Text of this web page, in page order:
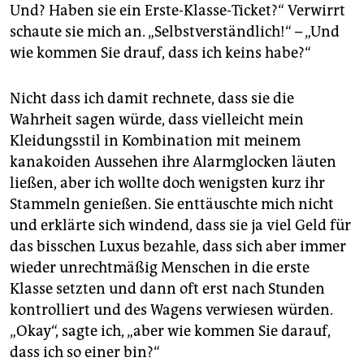
Und? Haben sie ein Erste-Klasse-Ticket?“ Verwirrt
schaute sie mich an. „Selbstverständlich!“ – „Und
wie kommen Sie drauf, dass ich keins habe?“
Nicht dass ich damit rechnete, dass sie die
Wahrheit sagen würde, dass vielleicht mein
Kleidungsstil in Kombination mit meinem
kanakoiden Aussehen ihre Alarmglocken läuten
ließen, aber ich wollte doch wenigsten kurz ihr
Stammeln genießen. Sie enttäuschte mich nicht
und erklärte sich windend, dass sie ja viel Geld für
das bisschen Luxus bezahle, dass sich aber immer
wieder unrechtmäßig Menschen in die erste
Klasse setzten und dann oft erst nach Stunden
kontrolliert und des Wagens verwiesen würden.
„Okay“, sagte ich, „aber wie kommen Sie darauf,
dass ich so einer bin?“